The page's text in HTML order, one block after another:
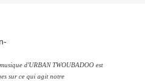
d'URBAN TWOUBADOO est
sur ce qui agit notre